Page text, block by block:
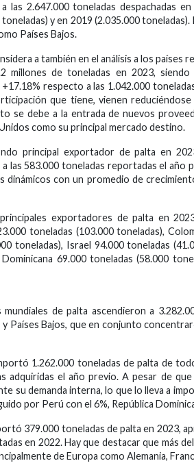
las 2.647.000 toneladas despachadas
y en 2019 (2.035.000
Países Bajos.
a también en el análisis a los países
millones de toneladas en 2023,
respecto a las 1.042.000
que tiene, vienen
se debe a la entrada de nuevos
como su principal mercado destino.
principal exportador de palta en
las 583.000 toneladas reportadas el año
dinámicos con un promedio de
exportadores de palta en
toneladas (103.000 toneladas),
toneladas), Israel 94.000 toneladas
69.000 toneladas (58.000
de palta ascendieron a
Países Bajos, que en conjunto
1.262.000 toneladas de palta de
adquiridas el año previo. A pesar de
su demanda interna, lo que lo lleva a
por Perú con el 6%, República
379.000 toneladas de palta en 2023,
en 2022. Hay que destacar que más
de Europa como Alemania,